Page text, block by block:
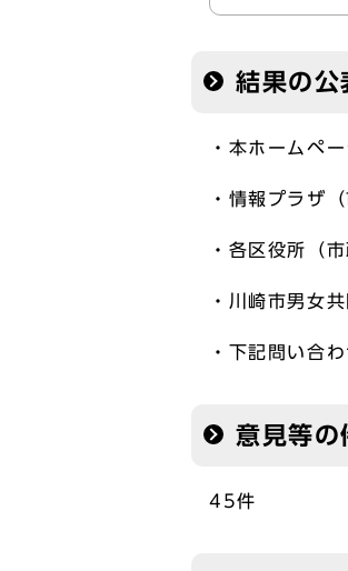
結果の公
・本ホームペー
・情報プラザ
・各区役所（
・川崎市男女
・下記問い合
意見等の
45件